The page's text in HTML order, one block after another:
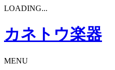
LOADING...
カネトウ楽器
MENU